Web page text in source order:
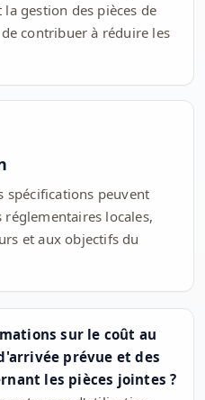
gestion des pièces de
contribuer à réduire les
spécifications peuvent
réglementaires locales,
et aux objectifs du
sur le coût au
prévue et des
les pièces jointes ?